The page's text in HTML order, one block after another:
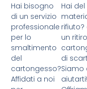
Hai bisogno
di un servizio
professionale
per lo
smaltimento
del
cartongesso?
Affidati a noi
Hai del
rifiuto?
un
di
Siamo
aiutarti!